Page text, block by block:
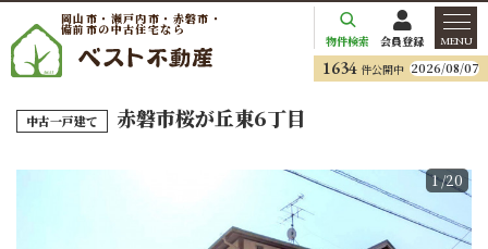
岡山市・瀬戸内市・赤磐市・
備前市の中古住宅なら
物件検索 会員登録 MENU
1634 件公開中 2026/08/07
中古一戸建て 赤磐市桜が丘東6丁目
1/20